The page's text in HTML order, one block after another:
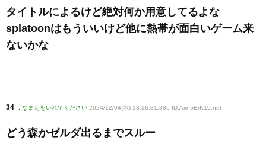
タイトルによるけど絶対何か用意してるよな
splatoonはもういいけど他に熱帯が面白いゲーム来
ないかな
34 : なまえをいれてください 2024/12/04(水) 13:36:31.886 ID:Axn5BrK10 .net
どう森かゼルダ出るまでスルー